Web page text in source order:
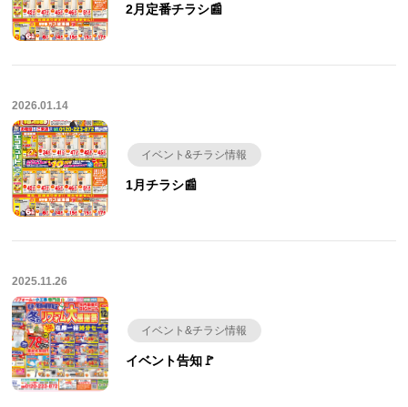
2月定番チラシ📰
2026.01.14
イベント&チラシ情報
1月チラシ📰
2025.11.26
イベント&チラシ情報
イベント告知🚩